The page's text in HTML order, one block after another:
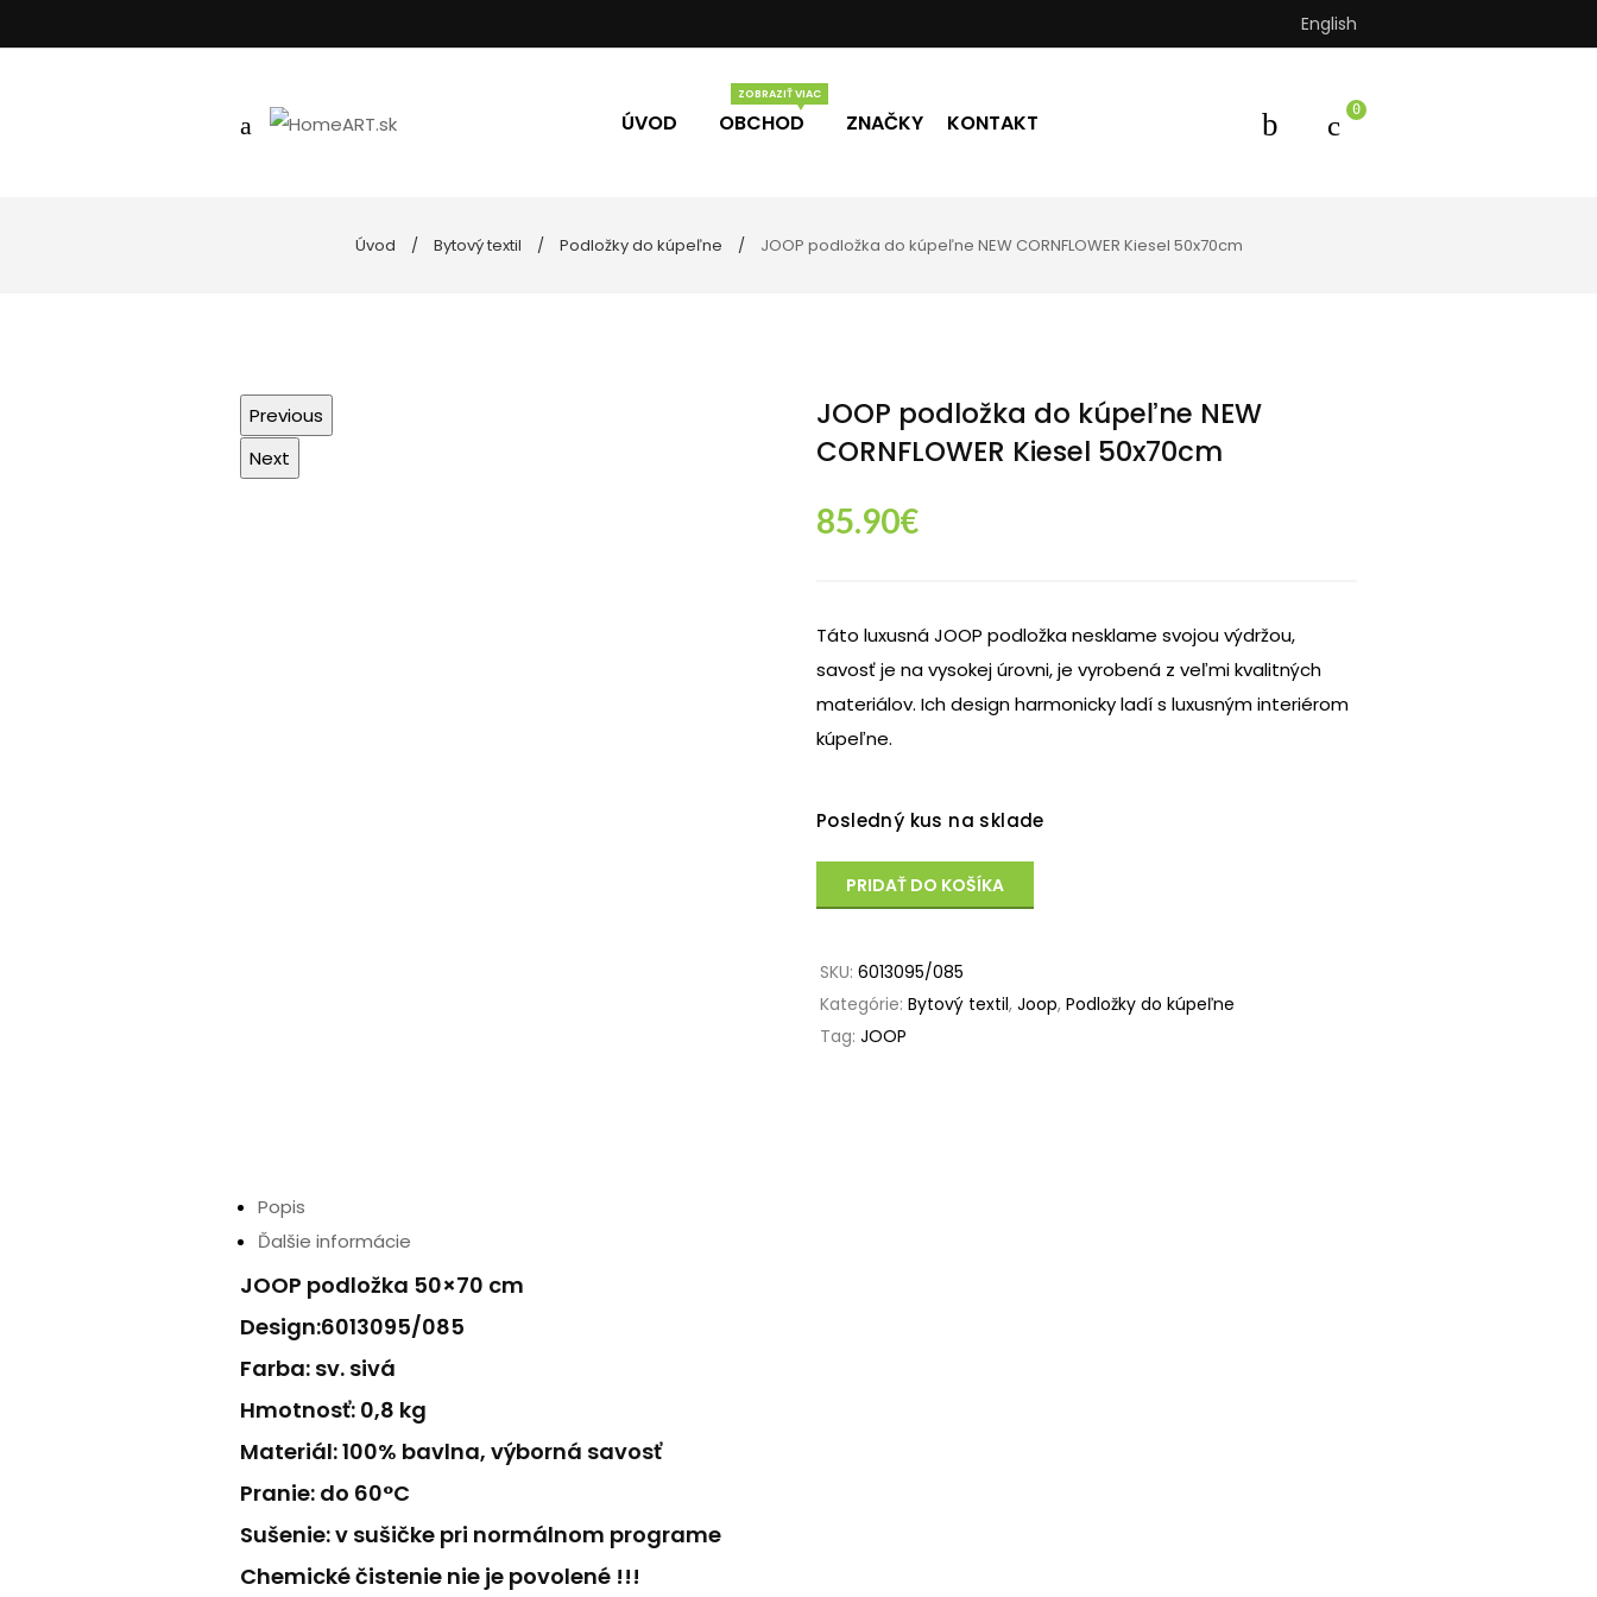
English
ÚVOD OBCHOD
Dekoratívne misy
Uteráky
Vône Darčekové poukážky
ZNAČKY KONTAKT
0
Úvod Bytový textil Podložky do kúpeľne JOOP podložka do kúpeľne NEW CORNFLOWER Kiesel 50x70cm
Previous
Next
JOOP podložka do kúpeľne NEW
CORNFLOWER Kiesel 50x70cm
85.90€
Táto luxusná JOOP podložka nesklame svojou výdržou,
savosť je na vysokej úrovni, je vyrobená z veľmi kvalitných
materiálov. Ich design harmonicky ladí s luxusným interiérom
kúpeľne.
Posledný kus na sklade
PRIDAŤ DO KOŠÍKA
SKU: 6013095/085
Kategórie: Bytový textil, Joop, Podložky do kúpeľne
Tag: JOOP
Popis
Ďalšie informácie
JOOP podložka 50×70 cm
Design:6013095/085
Farba: sv. sivá
Hmotnosť: 0,8 kg
Materiál: 100% bavlna, výborná savosť
Pranie: do 60°C
Sušenie: v sušičke pri normálnom programe
Chemické čistenie nie je povolené !!!